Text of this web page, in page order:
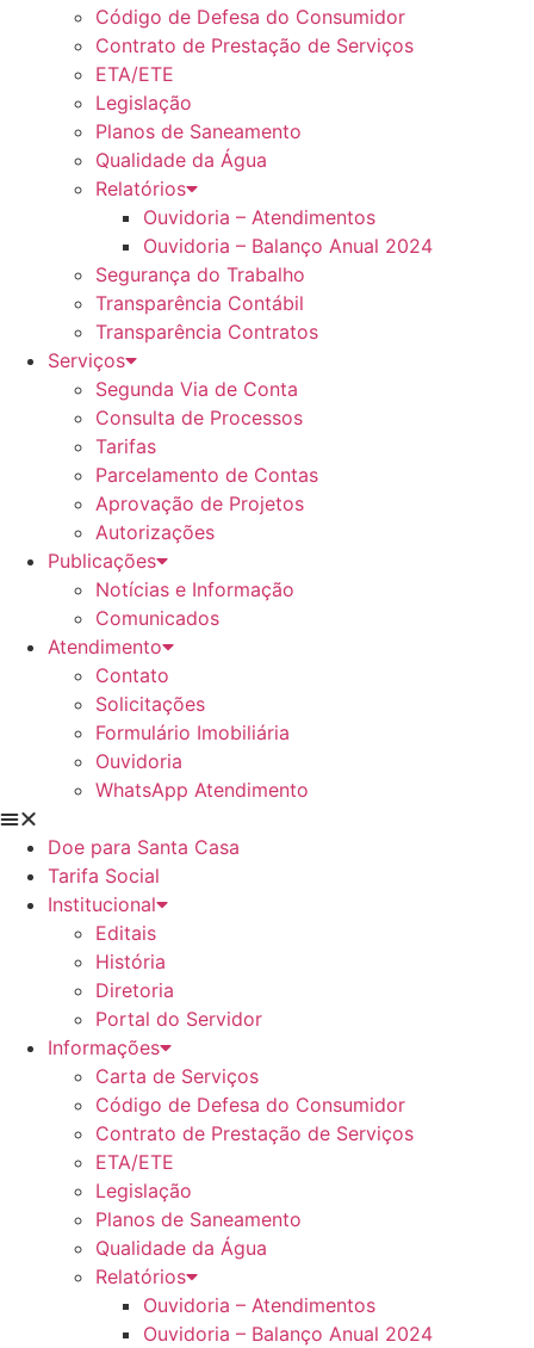
Código de Defesa do Consumidor
Contrato de Prestação de Serviços
ETA/ETE
Legislação
Planos de Saneamento
Qualidade da Água
Relatórios
Ouvidoria – Atendimentos
Ouvidoria – Balanço Anual 2024
Segurança do Trabalho
Transparência Contábil
Transparência Contratos
Serviços
Segunda Via de Conta
Consulta de Processos
Tarifas
Parcelamento de Contas
Aprovação de Projetos
Autorizações
Publicações
Notícias e Informação
Comunicados
Atendimento
Contato
Solicitações
Formulário Imobiliária
Ouvidoria
WhatsApp Atendimento
Doe para Santa Casa
Tarifa Social
Institucional
Editais
História
Diretoria
Portal do Servidor
Informações
Carta de Serviços
Código de Defesa do Consumidor
Contrato de Prestação de Serviços
ETA/ETE
Legislação
Planos de Saneamento
Qualidade da Água
Relatórios
Ouvidoria – Atendimentos
Ouvidoria – Balanço Anual 2024